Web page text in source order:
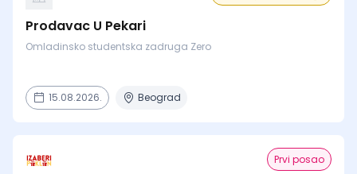
Prodavac U Pekari
Omladinsko studentska zadruga Zero
15.08.2026. Beograd
Prvi posao